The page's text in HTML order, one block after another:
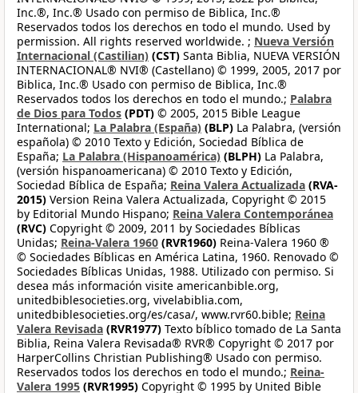
Inc.®, Inc.® Usado con permiso de Biblica, Inc.®
Reservados todos los derechos en todo el mundo. Used by
permission. All rights reserved worldwide. ; Nueva Versión
Internacional (Castilian) (CST) Santa Biblia, NUEVA VERSIÓN
INTERNACIONAL® NVI® (Castellano) © 1999, 2005, 2017 por
Biblica, Inc.® Usado con permiso de Biblica, Inc.®
Reservados todos los derechos en todo el mundo.; Palabra
de Dios para Todos (PDT) © 2005, 2015 Bible League
International; La Palabra (España) (BLP) La Palabra, (versión
española) © 2010 Texto y Edición, Sociedad Bíblica de
España; La Palabra (Hispanoamérica) (BLPH) La Palabra,
(versión hispanoamericana) © 2010 Texto y Edición,
Sociedad Bíblica de España; Reina Valera Actualizada (RVA-
2015) Version Reina Valera Actualizada, Copyright © 2015
by Editorial Mundo Hispano; Reina Valera Contemporánea
(RVC) Copyright © 2009, 2011 by Sociedades Bíblicas
Unidas; Reina-Valera 1960 (RVR1960) Reina-Valera 1960 ®
© Sociedades Bíblicas en América Latina, 1960. Renovado ©
Sociedades Bíblicas Unidas, 1988. Utilizado con permiso. Si
desea más información visite americanbible.org,
unitedbiblesocieties.org, vivelabiblia.com,
unitedbiblesocieties.org/es/casa/, www.rvr60.bible; Reina
Valera Revisada (RVR1977) Texto bíblico tomado de La Santa
Biblia, Reina Valera Revisada® RVR® Copyright © 2017 por
HarperCollins Christian Publishing® Usado con permiso.
Reservados todos los derechos en todo el mundo.; Reina-
Valera 1995 (RVR1995) Copyright © 1995 by United Bible